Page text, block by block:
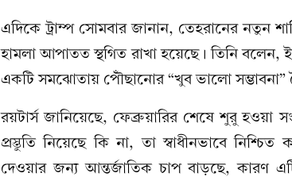
এদিকে ট্রাম্প সোমবার জানান, তেহরানের নতুন
হামলা আপাতত স্থগিত রাখা হয়েছে। তিনি বলেন,
একটি সমঝোতায় পৌঁছানোর “খুব ভালো সম্ভাবনা”
রয়টার্স জানিয়েছে, ফেব্রুয়ারির শেষে শুরু হওয়া
প্রস্তুতি নিয়েছে কি না, তা স্বাধীনভাবে
দেওয়ার জন্য আন্তর্জাতিক চাপ বাড়ছে, কারণ